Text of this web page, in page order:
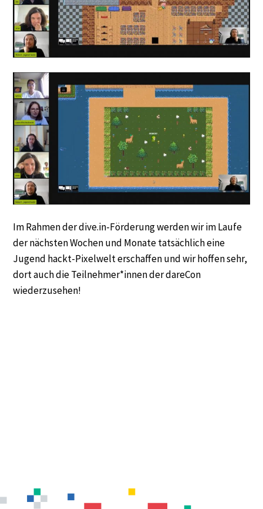
Im Rahmen der dive.in-Förderung werden wir im Laufe
der nächsten Wochen und Monate tatsächlich eine
Jugend hackt-Pixelwelt erschaffen und wir hoffen sehr,
dort auch die Teilnehmer*innen der dareCon
wiederzusehen!